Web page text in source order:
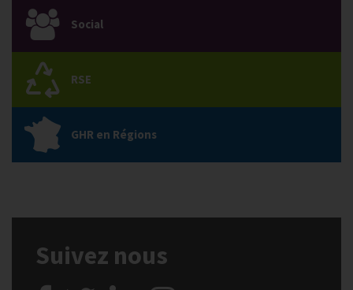
Social
RSE
GHR en Régions
Suivez nous